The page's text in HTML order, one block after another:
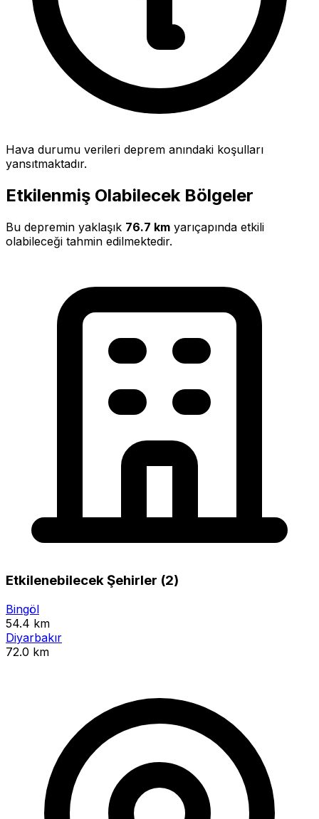
Hava durumu verileri deprem anındaki koşulları
yansıtmaktadır.
Etkilenmiş Olabilecek Bölgeler
Bu depremin yaklaşık 76.7 km yarıçapında etkili
olabileceği tahmin edilmektedir.
Etkilenebilecek Şehirler (2)
Bingöl
54.4 km
Diyarbakır
72.0 km